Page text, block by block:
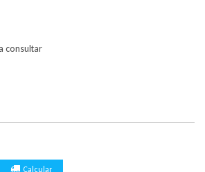
consultar